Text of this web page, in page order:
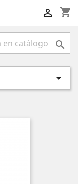
shopping_cart


